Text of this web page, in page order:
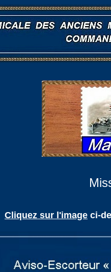
Cliquez sur l'image ci-